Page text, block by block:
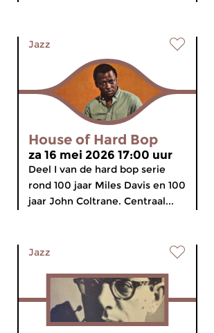
Jazz
House of Hard Bop
za 16 mei 2026 17:00 uur
Deel I van de hard bop serie
rond 100 jaar Miles Davis en 100
jaar John Coltrane. Centraal...
Jazz